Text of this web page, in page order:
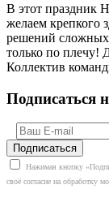
В этот праздник
желаем крепкого
решений сложных
только по плечу!
Коллектив
Подписаться
Нажимая кнопку
своё согласие на обработку